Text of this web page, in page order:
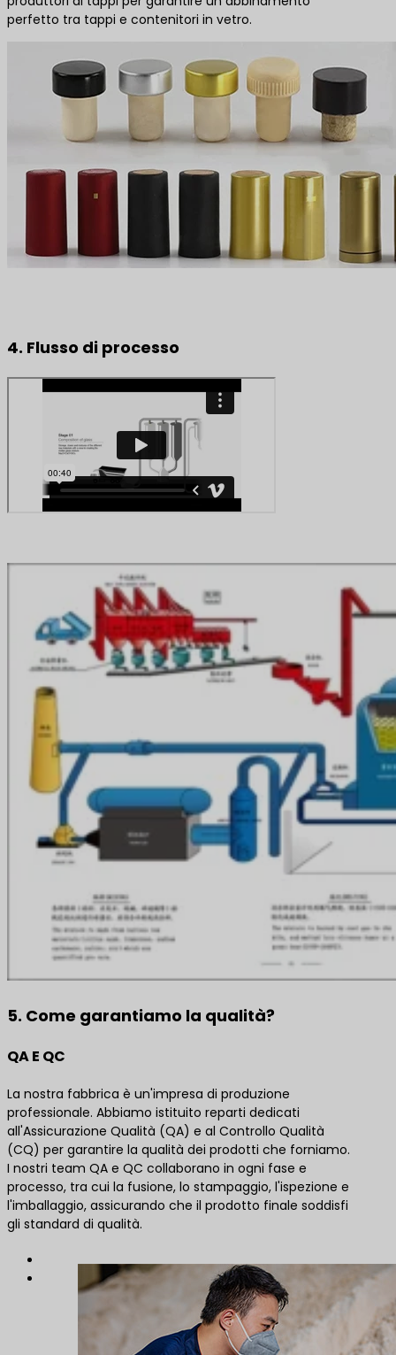
perfetto tra tappi e contenitori in vetro.
4. Flusso di processo
5. Come garantiamo la qualità?
QA E QC
La nostra fabbrica è un'impresa di produzione
professionale. Abbiamo istituito reparti dedicati
all'Assicurazione Qualità (QA) e al Controllo Qualità
(CQ) per garantire la qualità dei prodotti che forniamo.
I nostri team QA e QC collaborano in ogni fase e
processo, tra cui la fusione, lo stampaggio, l'ispezione e
l'imballaggio, assicurando che il prodotto finale soddisfi
gli standard di qualità.